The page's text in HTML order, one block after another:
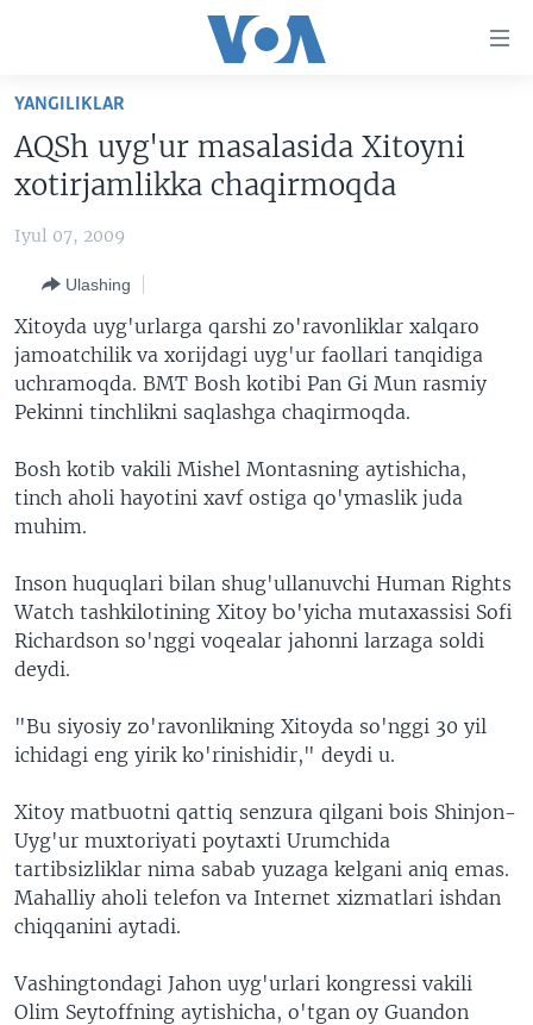
Boshiga
Qidiruvga
o'ting
AMERIKA
VATANDOSHLAR
MULTIMEDIA
AMERIKA MANZARALARI
XALQARO HAYOT
VASHINGTON CHOYXONASI
MOBIL-SALOM!
XABARLAR SURATLARDA
IJTIMOIY TARMOQLAR
FACEBOOK
YOUTUBE
INSTAGRAM
TELEGRAM
TWITTER
SOUNDCLOUD
INGLIZ TILI DARSLARI
EDITORIAL
Learning English
VOA
YANGILIKLAR
AQSh uyg'ur masalasida Xitoyni
xotirjamlikka chaqirmoqda
Iyul 07, 2009
Ulashing
Xitoyda uyg'urlarga qarshi zo'ravonliklar xalqaro
jamoatchilik va xorijdagi uyg'ur faollari tanqidiga
uchramoqda. BMT Bosh kotibi Pan Gi Mun rasmiy
Pekinni tinchlikni saqlashga chaqirmoqda.
Bosh kotib vakili Mishel Montasning aytishicha,
tinch aholi hayotini xavf ostiga qo'ymaslik juda
muhim.
Inson huquqlari bilan shug'ullanuvchi Human Rights
Watch tashkilotining Xitoy bo'yicha mutaxassisi Sofi
Richardson so'nggi voqealar jahonni larzaga soldi
deydi.
"Bu siyosiy zo'ravonlikning Xitoyda so'nggi 30 yil
ichidagi eng yirik ko'rinishidir," deydi u.
Xitoy matbuotni qattiq senzura qilgani bois Shinjon-
Uyg'ur muxtoriyati poytaxti Urumchida
tartibsizliklar nima sabab yuzaga kelgani aniq emas.
Mahalliy aholi telefon va Internet xizmatlari ishdan
chiqqanini aytadi.
Vashingtondagi Jahon uyg'urlari kongressi vakili
Olim Seytoffning aytishicha, o'tgan oy Guandon